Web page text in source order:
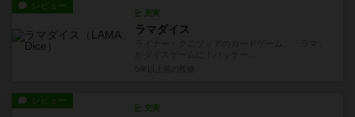
レビュー
充実
ラマダイス
レビュー
充実